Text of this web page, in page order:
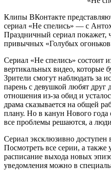
Клипы ВКонтакте
сериал «Не спелись» — с
Праздничный сериал покажет,
привычных «Голубых
Сериал «Не спелись» состоит
вертикальных видео, которые
Зрители смогут наблюдать за
парень с девушкой любят друг
отношения из-за обид и
драма сказывается на общей
плану. Но в канун Нового года
все проблемы решаются, а
Сериал эксклюзивно доступен
Посмотреть все серии, а
расписание выхода новых
уведомления можно в